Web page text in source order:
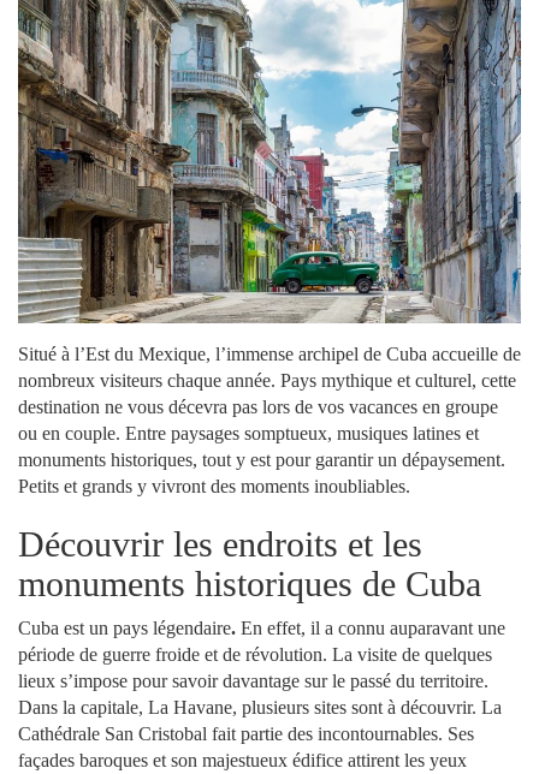
Situé à l’Est du Mexique, l’immense archipel de Cuba accueille de
nombreux visiteurs chaque année. Pays mythique et culturel, cette
destination ne vous décevra pas lors de vos vacances en groupe
ou en couple. Entre paysages somptueux, musiques latines et
monuments historiques, tout y est pour garantir un dépaysement.
Petits et grands y vivront des moments inoubliables.
Découvrir les endroits et les
monuments historiques de Cuba
Cuba est un pays légendaire. En effet, il a connu auparavant une
période de guerre froide et de révolution. La visite de quelques
lieux s’impose pour savoir davantage sur le passé du territoire.
Dans la capitale, La Havane, plusieurs sites sont à découvrir. La
Cathédrale San Cristobal fait partie des incontournables. Ses
façades baroques et son majestueux édifice attirent les yeux